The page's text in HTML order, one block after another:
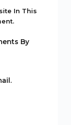
In This
By